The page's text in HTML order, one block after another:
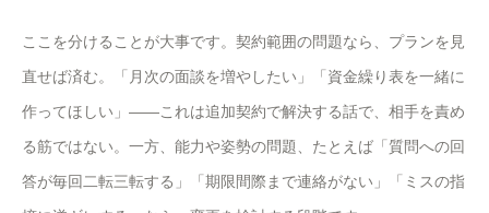
ここを分けることが大事です。契約範囲の問題なら、プランを見
直せば済む。「月次の面談を増やしたい」「資金繰り表を一緒に
作ってほしい」——これは追加契約で解決する話で、相手を責め
る筋ではない。一方、能力や姿勢の問題、たとえば「質問への回
答が毎回二転三転する」「期限間際まで連絡がない」「ミスの指